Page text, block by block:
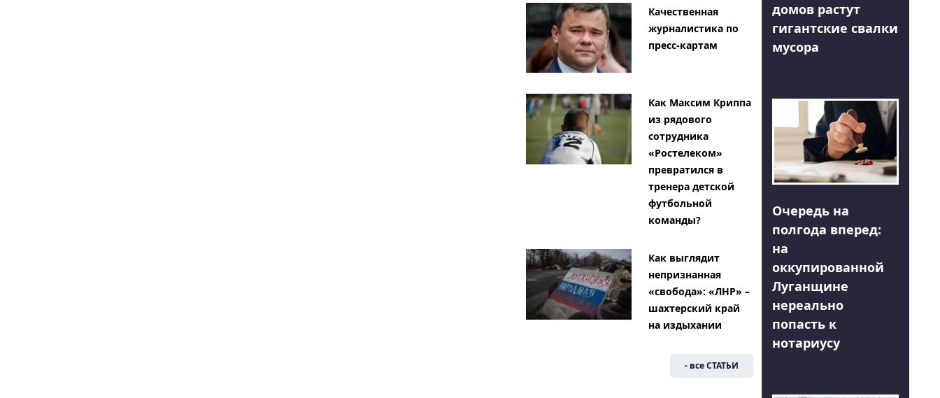
Качественная
журналистика по
пресс-картам
Как Максим Криппа
из рядового
сотрудника
«Ростелеком»
превратился в
тренера детской
футбольной
команды?
Как выглядит
непризнанная
«свобода»: «ЛНР» –
шахтерский край
на издыхании
- все СТАТЬИ
домов растут
гигантские свалки
мусора
Очередь на
полгода вперед:
на
оккупированной
Луганщине
нереально
попасть к
нотариусу